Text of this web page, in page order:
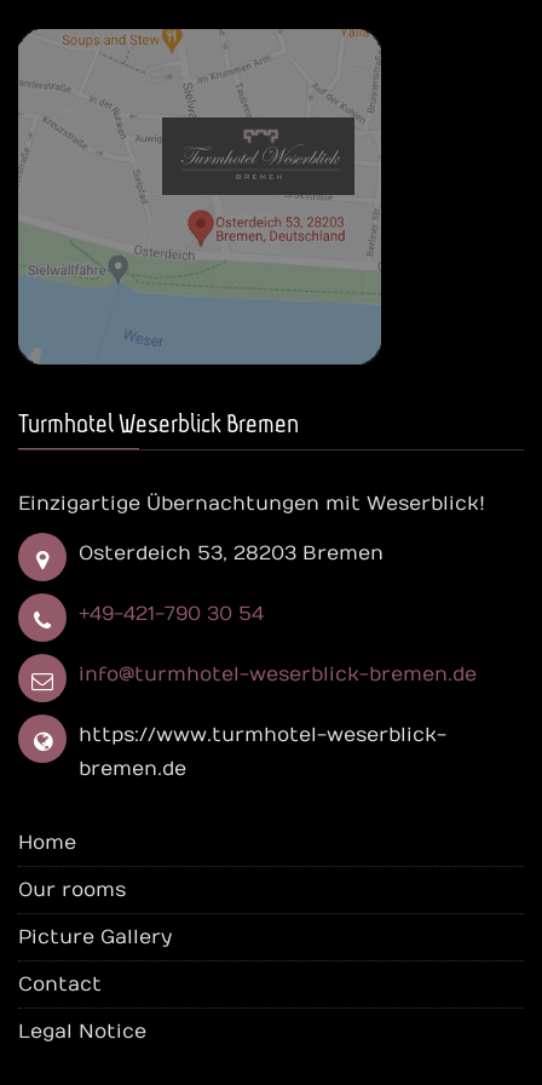
Turmhotel Weserblick Bremen
Einzigartige Übernachtungen mit Weserblick!
Osterdeich 53, 28203 Bremen
+49-421-790 30 54
info@turmhotel-weserblick-bremen.de
https://www.turmhotel-weserblick-
bremen.de
Home
Our rooms
Picture Gallery
Contact
Legal Notice